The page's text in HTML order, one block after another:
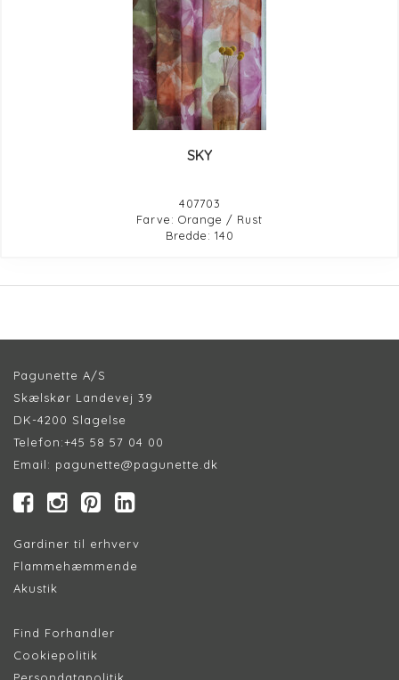
SKY
407703
Farve: Orange / Rust
Bredde: 140
Pagunette A/S
Skælskør Landevej 39
DK-4200 Slagelse
Telefon:+45 58 57 04 00
Email: pagunette@pagunette.dk
Gardiner til erhverv
Flammehæmmende
Akustik
Find Forhandler
Cookiepolitik